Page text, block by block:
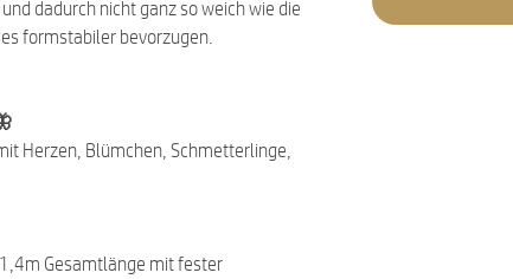
dadurch nicht ganz so weich wie die
formstabiler bevorzugen.
Herzen, Blümchen, Schmetterlinge,
Gesamtlänge mit fester